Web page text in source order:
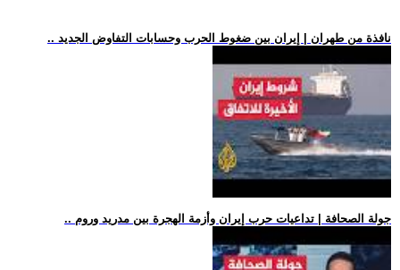
.. نافذة من طهران | إيران بين ضغوط الحرب وحسابات التفاوض الجديد
.. جولة الصحافة | تداعيات حرب إيران وأزمة الهجرة بين مدريد وروم